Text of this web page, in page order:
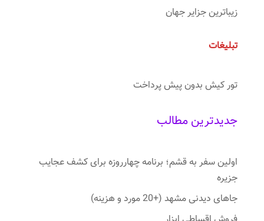
زیباترین جزایر جهان
تبلیغات
تور کیش بدون پیش پرداخت
جدیدترین مطالب
اولین سفر به قشم؛ برنامه چهارروزه برای کشف عجایب
جزیره
جاهای دیدنی مشهد (+20 مورد و هزینه)